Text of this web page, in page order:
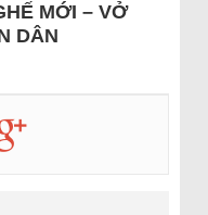
MỚI – VỞ
DÂN